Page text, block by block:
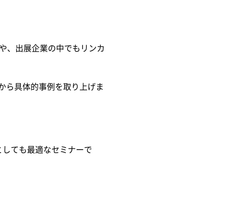
、出展企業の中でもリンカ
ら具体的事例を取り上げま
ても最適なセミナーで